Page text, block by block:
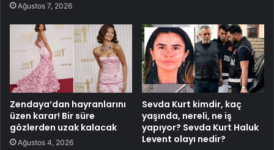
Ağustos 7, 2026
Zendaya’dan hayranlarını
üzen karar! Bir süre
gözlerden uzak kalacak
Ağustos 4, 2026
Sevda Kurt kimdir, kaç
yaşında, nereli, ne iş
yapıyor? Sevda Kurt Haluk
Levent olayı nedir?